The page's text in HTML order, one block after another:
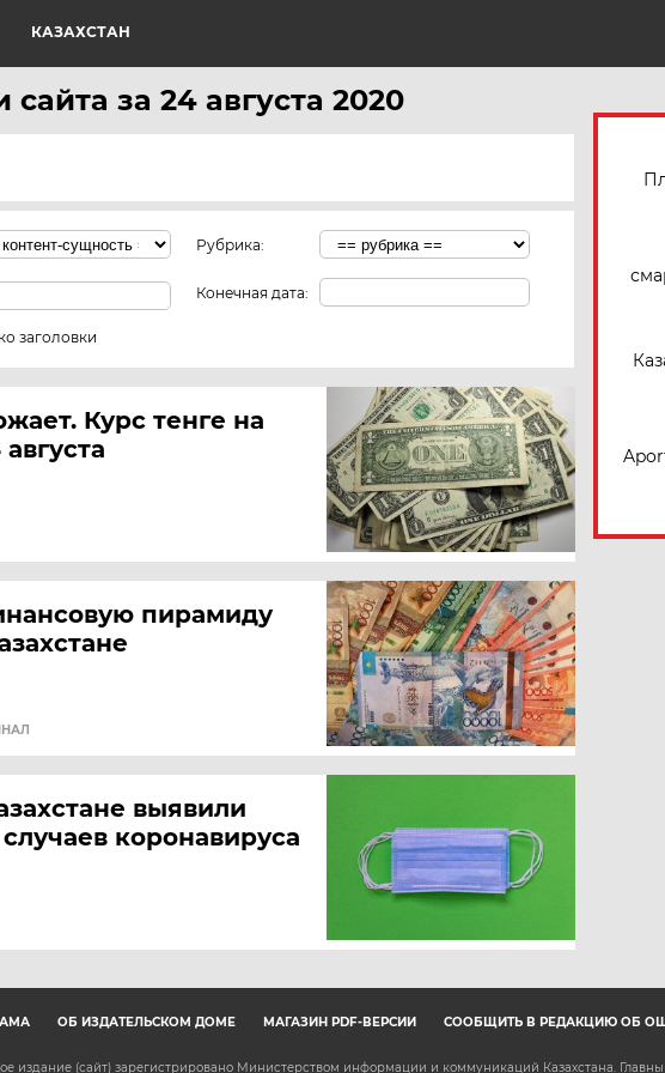
КАЗАХСТАН
сайта за 24 августа 2020
Рубрика:
Конечная дата:
заголовки
Курс тенге на
пирамиду
выявили
коронавируса
ОБ ИЗДАТЕЛЬСКОМ ДОМЕ МАГАЗИН PDF-ВЕРСИЙ СООБЩИТЬ В РЕДАКЦИЮ ОБ
издание (сайт) зарегистрировано Министерством информации и коммуникаций Казахстана.